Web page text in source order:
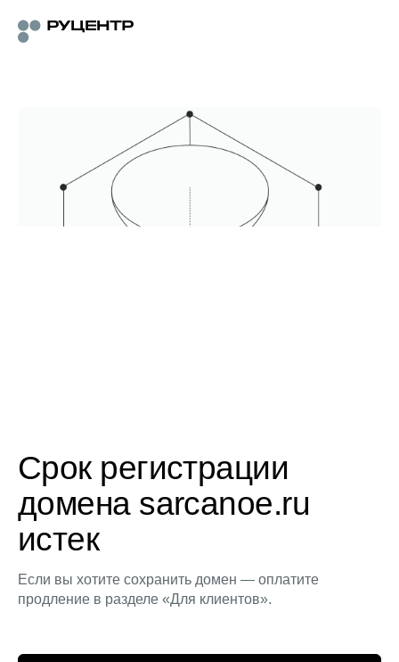
Срок регистрации
домена sarcanoe.ru
истек
Если вы хотите сохранить домен — оплатите
продление в разделе «Для клиентов».